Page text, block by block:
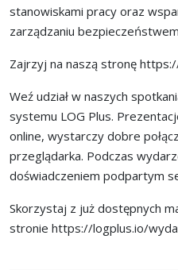
stanowiskami pracy oraz
zarządzaniu
Zajrzyj na naszą stronę
Weź udział w naszych
systemu LOG Plus.
online, wystarczy dobre
przeglądarka. Podczas
doświadczeniem podpartym
Skorzystaj z już dostępnych
stronie https://logplus.io/